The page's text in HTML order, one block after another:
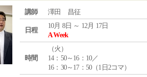
講師 澤田 昌征
日程
10月 8日 ～ 12月 17日
A Week
時間
（火 ）
14：50～16：10／
16：30～17：50（1日2コマ）